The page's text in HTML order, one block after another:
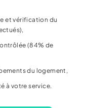
et vérification du
(84% de
du logement,
à votre service.